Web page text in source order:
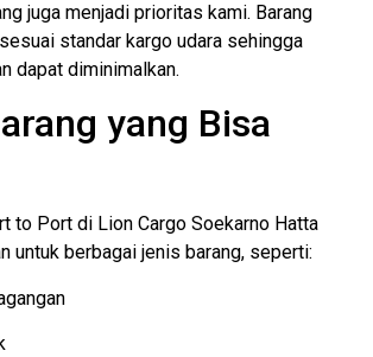
juga menjadi prioritas kami. Barang
standar kargo udara sehingga
dapat diminimalkan.
yang Bisa
to Port di Lion Cargo Soekarno Hatta
untuk berbagai jenis barang, seperti: